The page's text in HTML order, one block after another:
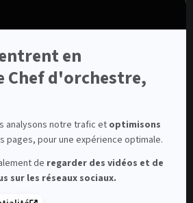
en
Chef d'orchestre,
analysons notre trafic et optimisons
pages, pour une expérience optimale.
de regarder des vidéos et de
sur les réseaux sociaux.
Nous rejoindre
Offres d'emploi
spontanée
et auditions
Contacts
spectateurs et visiteurs
de la consommation
Newsletter
FAQ